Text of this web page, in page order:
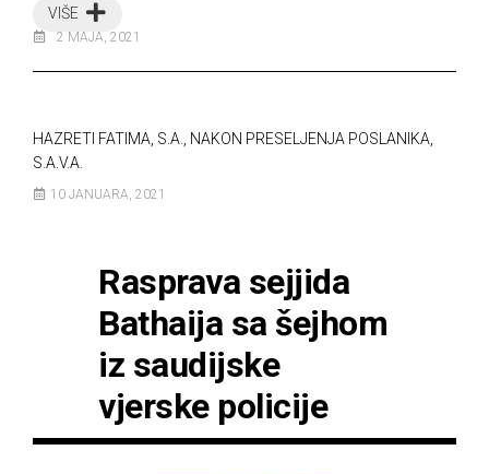
VIŠE
2 MAJA, 2021
HAZRETI FATIMA, S.A., NAKON PRESELJENJA POSLANIKA,
S.A.V.A.
10 JANUARA, 2021
Rasprava sejjida
Bathaija sa šejhom
iz saudijske
vjerske policije